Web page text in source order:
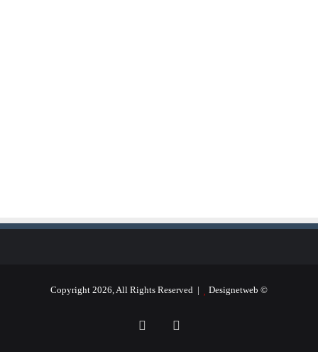
© Copyright 2026, All Rights Reserved |
Designetweb
فيسبوك